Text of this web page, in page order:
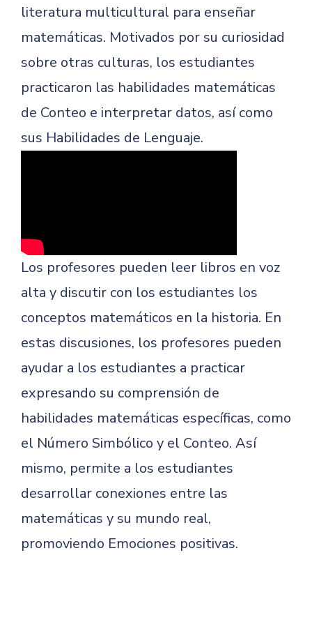
literatura multicultural para enseñar
matemáticas. Motivados por su curiosidad
sobre otras culturas, los estudiantes
practicaron las habilidades matemáticas
de Conteo e interpretar datos, así como
sus Habilidades de Lenguaje.
Los profesores pueden leer libros en voz
alta y discutir con los estudiantes los
conceptos matemáticos en la historia. En
estas discusiones, los profesores pueden
ayudar a los estudiantes a practicar
expresando su comprensión de
habilidades matemáticas específicas, como
el Número Simbólico y el Conteo. Así
mismo, permite a los estudiantes
desarrollar conexiones entre las
matemáticas y su mundo real,
promoviendo Emociones positivas.